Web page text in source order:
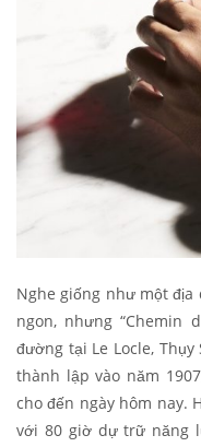
Nghe giống như một
ngon, nhưng “Chemin
đường tại Le Locle,
thành lập vào năm
cho đến ngày hôm nay.
với 80 giờ dự trữ năng